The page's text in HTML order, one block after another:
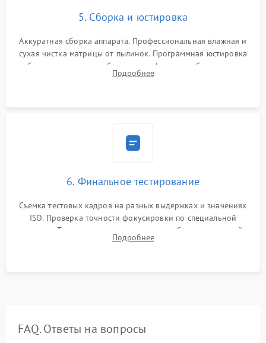
5. Сборка и юстировка
Аккуратная сборка аппарата. Профессиональная влажная и
сухая чистка матрицы от пылинок. Программная юстировка
рабочего отрезка, калибровка автофокуса, стабилизатора и
экспозамера с помощью сервисного ПО.
Подробнее
6. Финальное тестирование
Съемка тестовых кадров на разных выдержках и значениях
ISO. Проверка точности фокусировки по специальной
мишени. Тест записи на карту памяти, работы встроенной
вспышки, микрофона и всех кнопок управления.
Подробнее
FAQ. Ответы на вопросы